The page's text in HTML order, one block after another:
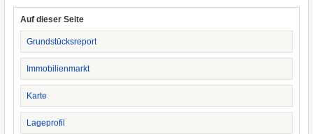
Auf dieser Seite
Grundstücksreport
Immobilienmarkt
Karte
Lageprofil